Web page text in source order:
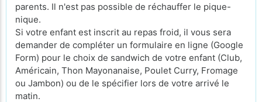
parents. Il n'est pas possible de réchauffer le pique-
nique.
Si votre enfant est inscrit au repas froid, il vous sera
demander de compléter un formulaire en ligne (Google
Form) pour le choix de sandwich de votre enfant (Club,
Américain, Thon Mayonanaise, Poulet Curry, Fromage
ou Jambon) ou de le spécifier lors de votre arrivé le
matin.